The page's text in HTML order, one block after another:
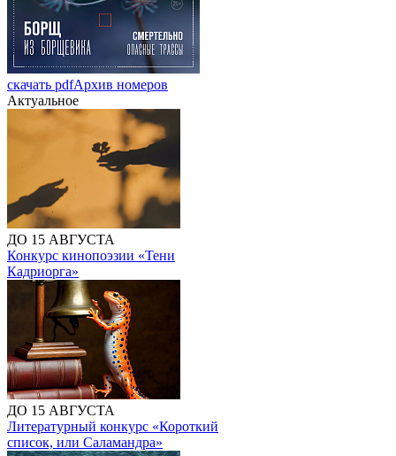
скачать pdfАрхив номеров
Актуальное
ДО 15 АВГУСТА
Конкурс кинопоэзии «Тени
Кадриорга»
ДО 15 АВГУСТА
Литературный конкурс «Короткий
список, или Саламандра»